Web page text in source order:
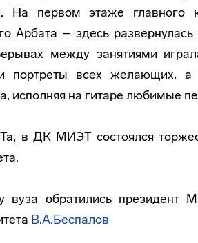
На первом этаже главного
Арбата – здесь
между занятиями
портреты всех желающих, а
исполняя на гитаре любимые
в ДК МИЭТ состоялся
вуза обратились президент
В.А.Беспалов